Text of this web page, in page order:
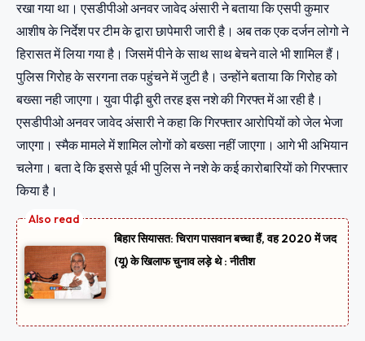
रखा गया था। एसडीपीओ अनवर जावेद अंसारी ने बताया कि एसपी कुमार
आशीष के निर्देश पर टीम के द्वारा छापेमारी जारी है। अब तक एक दर्जन लोगो ने
हिरासत में लिया गया है। जिसमें पीने के साथ साथ बेचने वाले भी शामिल हैं।
पुलिस गिरोह के सरगना तक पहुंचने में जुटी है। उन्होंने बताया कि गिरोह को
बख्सा नही जाएगा। युवा पीढ़ी बुरी तरह इस नशे की गिरफ्त में आ रही है।
एसडीपीओ अनवर जावेद अंसारी ने कहा कि गिरफ्तार आरोपियों को जेल भेजा
जाएगा। स्मैक मामले में शामिल लोगों को बख्सा नहीं जाएगा। आगे भी अभियान
चलेगा। बता दे कि इससे पूर्व भी पुलिस ने नशे के कई कारोबारियों को गिरफ्तार
किया है।
बिहार सियासत: चिराग पासवान बच्चा हैं, वह 2020 में जद
(यू) के खिलाफ चुनाव लड़े थे : नीतीश